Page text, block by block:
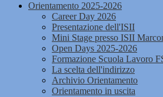
Orientamento 2025-2026
Career Day 2026
Presentazione dell'ISII
Mini Stage presso ISII
Open Days 2025-2026
Formazione Scuola Lavoro
La scelta dell'indirizzo
Archivio Orientamento
Orientamento in uscita